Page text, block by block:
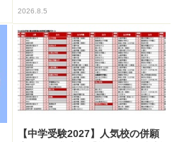
2026.8.5
【中学受験2027】人気校の併願